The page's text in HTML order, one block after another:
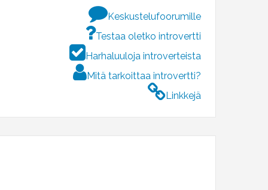
Keskustelufoorumille
Testaa oletko introvertti
Harhaluuloja introverteista
Mitä tarkoittaa introvertti?
Linkkejä